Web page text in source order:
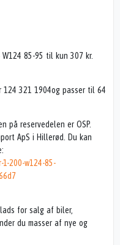
W124 85-95 til kun 307 kr.
124 321 1904og passer til 64
på reservedelen er OSP.
ApS i Hillerød. Du kan
200-w124-85-
for salg af biler,
du masser af nye og